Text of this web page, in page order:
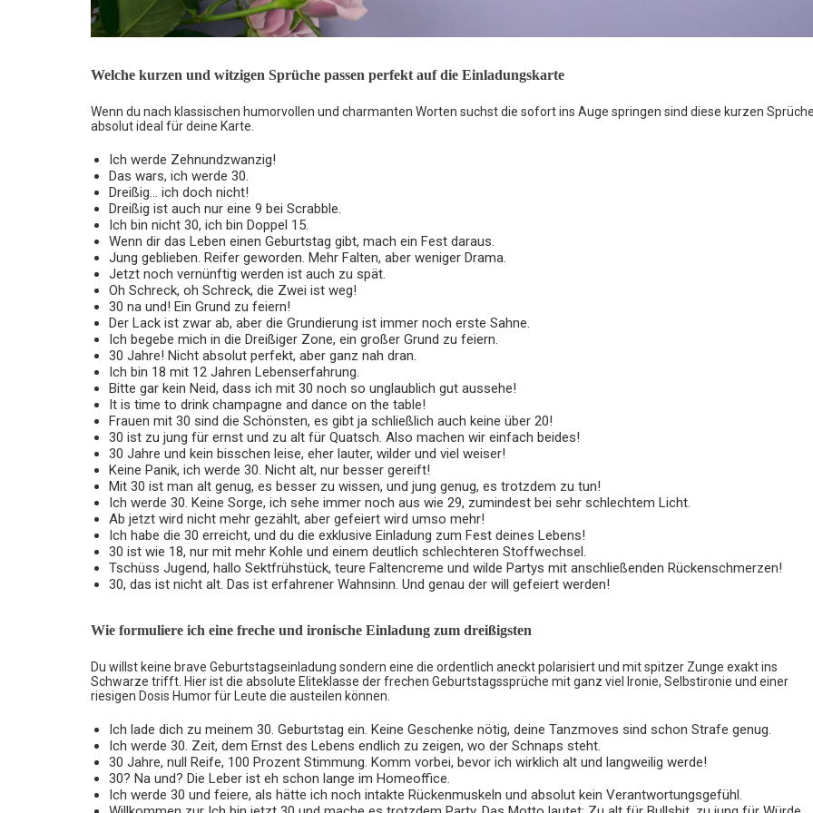
Welche kurzen und witzigen Sprüche passen perfekt auf die Einladungskarte
Wenn du nach klassischen humorvollen und charmanten Worten suchst die sofort ins Auge springen sind diese kurzen
absolut ideal für deine Karte.
Ich werde Zehnundzwanzig!
Das wars, ich werde 30.
Dreißig… ich doch nicht!
Dreißig ist auch nur eine 9 bei Scrabble.
Ich bin nicht 30, ich bin Doppel 15.
Wenn dir das Leben einen Geburtstag gibt, mach ein Fest daraus.
Jung geblieben. Reifer geworden. Mehr Falten, aber weniger Drama.
Jetzt noch vernünftig werden ist auch zu spät.
Oh Schreck, oh Schreck, die Zwei ist weg!
30 na und! Ein Grund zu feiern!
Der Lack ist zwar ab, aber die Grundierung ist immer noch erste Sahne.
Ich begebe mich in die Dreißiger Zone, ein großer Grund zu feiern.
30 Jahre! Nicht absolut perfekt, aber ganz nah dran.
Ich bin 18 mit 12 Jahren Lebenserfahrung.
Bitte gar kein Neid, dass ich mit 30 noch so unglaublich gut aussehe!
It is time to drink champagne and dance on the table!
Frauen mit 30 sind die Schönsten, es gibt ja schließlich auch keine über 20!
30 ist zu jung für ernst und zu alt für Quatsch. Also machen wir einfach beides!
30 Jahre und kein bisschen leise, eher lauter, wilder und viel weiser!
Keine Panik, ich werde 30. Nicht alt, nur besser gereift!
Mit 30 ist man alt genug, es besser zu wissen, und jung genug, es trotzdem zu tun!
Ich werde 30. Keine Sorge, ich sehe immer noch aus wie 29, zumindest bei sehr schlechtem Licht.
Ab jetzt wird nicht mehr gezählt, aber gefeiert wird umso mehr!
Ich habe die 30 erreicht, und du die exklusive Einladung zum Fest deines Lebens!
30 ist wie 18, nur mit mehr Kohle und einem deutlich schlechteren Stoffwechsel.
Tschüss Jugend, hallo Sektfrühstück, teure Faltencreme und wilde Partys mit anschließenden Rückenschmerzen!
30, das ist nicht alt. Das ist erfahrener Wahnsinn. Und genau der will gefeiert werden!
Wie formuliere ich eine freche und ironische Einladung zum dreißigsten
Du willst keine brave Geburtstagseinladung sondern eine die ordentlich aneckt polarisiert und mit spitzer Zunge exakt ins
Schwarze trifft. Hier ist die absolute Eliteklasse der frechen Geburtstagssprüche mit ganz viel Ironie, Selbstironie und einer
riesigen Dosis Humor für Leute die austeilen können.
Ich lade dich zu meinem 30. Geburtstag ein. Keine Geschenke nötig, deine Tanzmoves sind schon Strafe genug.
Ich werde 30. Zeit, dem Ernst des Lebens endlich zu zeigen, wo der Schnaps steht.
30 Jahre, null Reife, 100 Prozent Stimmung. Komm vorbei, bevor ich wirklich alt und langweilig werde!
30? Na und? Die Leber ist eh schon lange im Homeoffice.
Ich werde 30 und feiere, als hätte ich noch intakte Rückenmuskeln und absolut kein Verantwortungsgefühl.